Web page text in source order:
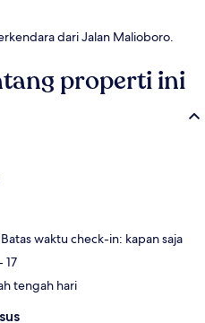
dari Jalan Malioboro.
properti ini
waktu check-in: kapan saja
17
tengah hari